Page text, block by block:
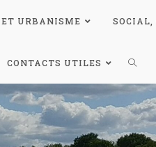
URBANISME SOCIAL,
CONTACTS UTILES